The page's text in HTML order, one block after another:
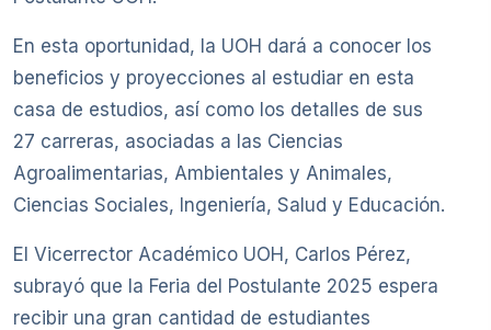
En esta oportunidad, la UOH dará a conocer los
beneficios y proyecciones al estudiar en esta
casa de estudios, así como los detalles de sus
27 carreras, asociadas a las Ciencias
Agroalimentarias, Ambientales y Animales,
Ciencias Sociales, Ingeniería, Salud y Educación.
El Vicerrector Académico UOH, Carlos Pérez,
subrayó que la Feria del Postulante 2025 espera
recibir una gran cantidad de estudiantes